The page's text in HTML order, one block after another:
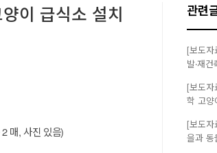
이 급식소 설치
2매,사진 있음)
관련
[보도
발‧재
[보도
학 고양
[보도
을과 동